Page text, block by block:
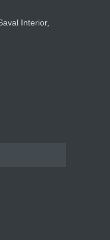
Interior,